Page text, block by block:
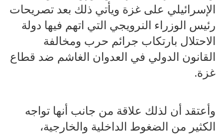
الإسرائيلي على غزة ويأتي ذلك بعد تصريحات
رئيس الوزراء النرويجي التي اتهم فيها دولة
الاحتلال بارتكاب جرائم حرب ومخالفة
القانون الدولي في العدوان الغاشم ضد قطاع
غزة.
وأعتقد أن لذلك علاقة من جانب أنها تواجه
الكثير من الضغوط الداخلية والخارجية،